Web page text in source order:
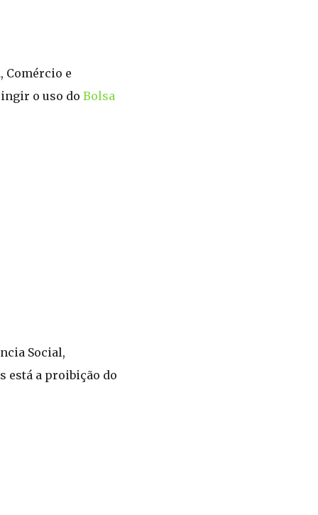
Comércio e
o uso do Bolsa
Social,
está a proibição do